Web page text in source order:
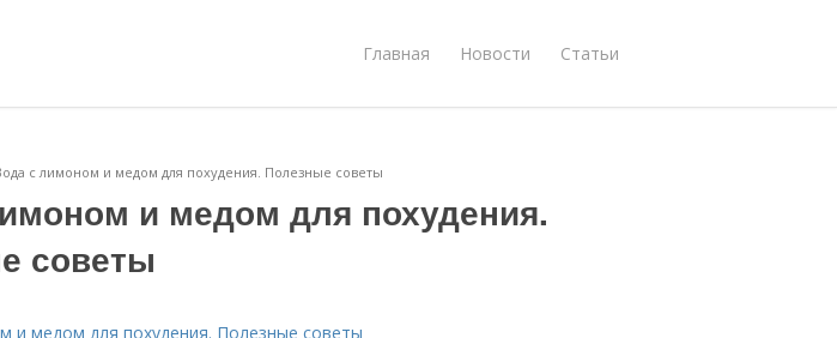
Главная Новости Статьи
с лимоном и медом для похудения. Полезные советы
и медом для похудения.
советы
и медом для похудения. Полезные советы